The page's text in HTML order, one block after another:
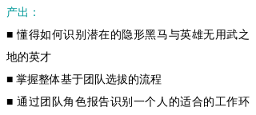
产出：
■ 懂得如何识别潜在的隐形黑马与英雄无用武之
地的英才
■ 掌握整体基于团队选拔的流程
■ 通过团队角色报告识别一个人的适合的工作环